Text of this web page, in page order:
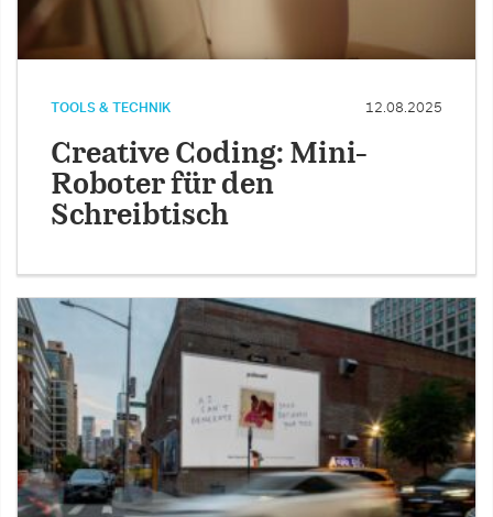
TOOLS & TECHNIK 12.08.2025
Creative Coding: Mini-
Roboter für den
Schreibtisch